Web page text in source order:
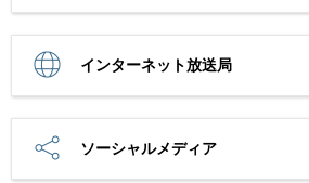
インターネット放送局
ソーシャルメディア